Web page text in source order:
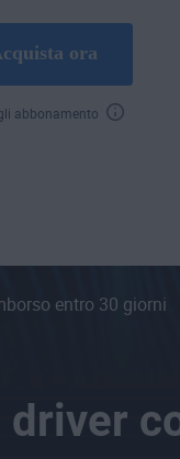
ora
abbonamento
entro 30 giorni